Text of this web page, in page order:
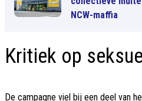
NCW-maffia
Kritiek op
De campagne viel bij een deel van